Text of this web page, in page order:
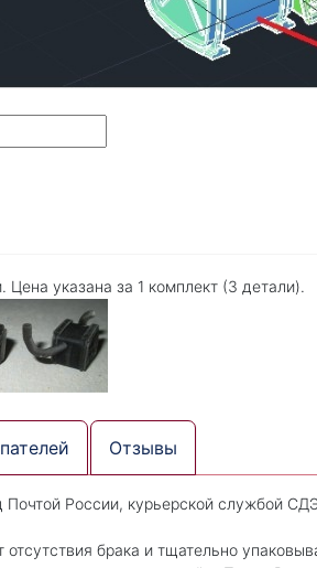
указана за 1 комплект (3 детали).
Отзывы
России, курьерской службой
брака и тщательно